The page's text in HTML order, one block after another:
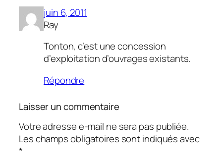
juin 6, 2011
Ray
Tonton, c’est une concession
d’exploitation d’ouvrages existants.
Répondre
Laisser un commentaire
Votre adresse e-mail ne sera pas publiée.
Les champs obligatoires sont indiqués avec
*